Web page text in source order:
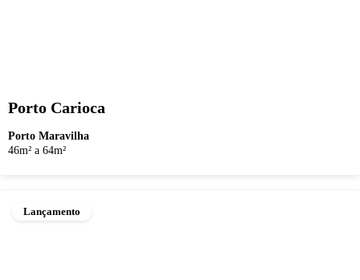
Porto Carioca
Porto Maravilha
46m² a 64m²
Lançamento